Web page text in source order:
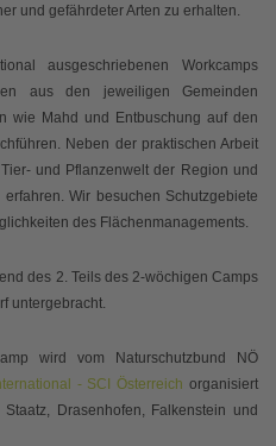
und gefährdeter Arten zu erhalten.
ausgeschriebenen Workcamps
aus den jeweiligen Gemeinden
wie Mahd und Entbuschung auf den
Neben der praktischen Arbeit
und Pflanzenwelt der Region und
Wir besuchen Schutzgebiete
des Flächenmanagements.
des 2. Teils des 2-wöchigen Camps
untergebracht.
wird vom Naturschutzbund NÖ
- SCI Österreich organisiert
Drasenhofen, Falkenstein und